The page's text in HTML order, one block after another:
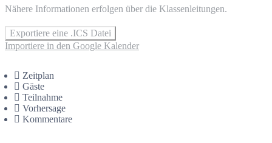
Nähere Informationen erfolgen über die Klassenleitungen.
Exportiere eine .ICS Datei
Importiere in den Google Kalender
Zeitplan
Gäste
Teilnahme
Vorhersage
Kommentare